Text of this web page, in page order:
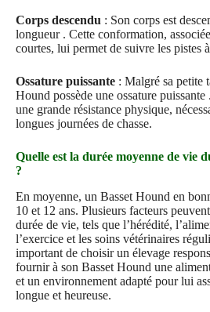
Corps descendu : Son corps est
longueur . Cette conformation,
courtes, lui permet de suivre les pistes
Ossature puissante : Malgré sa petite
Hound possède une ossature
une grande résistance physique,
longues journées de chasse.
Quelle est la durée moyenne de vie
?
En moyenne, un Basset Hound en
10 et 12 ans. Plusieurs facteurs
durée de vie, tels que l’hérédité,
l’exercice et les soins vétérinaires
important de choisir un élevage
fournir à son Basset Hound une
et un environnement adapté pour lui
longue et heureuse.